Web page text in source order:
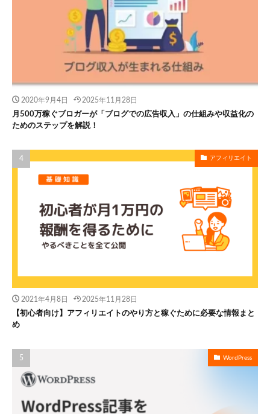
2020年9月4日 2025年11月28日
月500万稼ぐブロガーが「ブログでの広告収入」の仕組みや収益化の
ためのステップを解説！
アフィリエイト
2021年4月8日 2025年11月28日
【初心者向け】アフィリエイトのやり方と稼ぐために必要な情報まと
め
WordPress